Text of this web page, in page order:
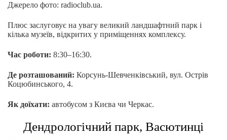
Джерело фото: radioclub.ua.
Плюс заслуговує на увагу великий ландшафтний парк і
кілька музеїв, відкритих у приміщеннях комплексу.
Час роботи: 8:30–16:30.
Де розташований: Корсунь-Шевченківський, вул. Острів
Коцюбинського, 4.
Як доїхати: автобусом з Києва чи Черкас.
Дендрологічний парк, Васютинці